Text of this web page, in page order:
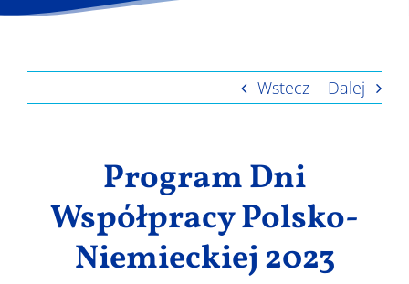
Wstecz Dalej
Program Dni
Współpracy Polsko-
Niemieckiej 2023